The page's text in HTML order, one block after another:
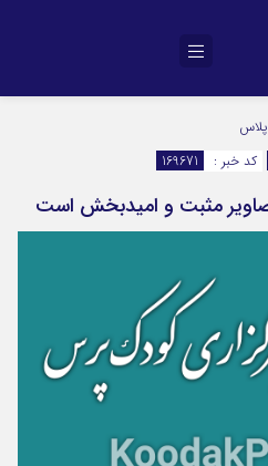
کد خبر : 169671
مثبت و امیدبخش است